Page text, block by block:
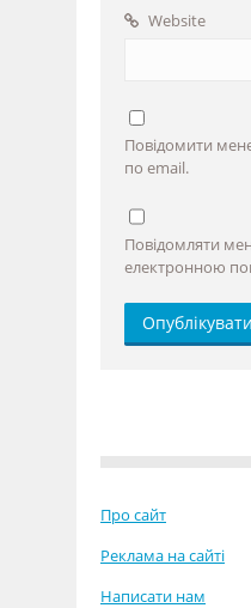
Website
Повідомити
по email.
Повідомляти
електронною
Про сайт
Реклама на сайті
Написати нам